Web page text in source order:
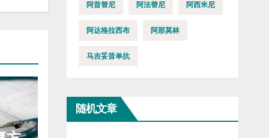
阿昔替尼 阿法替尼 阿西米尼
阿达格拉西布 阿那莫林
马吉妥昔单抗
随机文章